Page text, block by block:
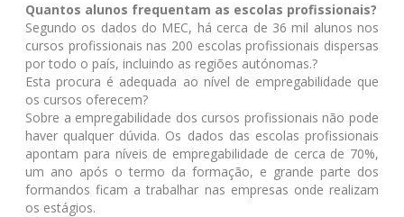
Quantos alunos frequentam as escolas profissionais?
Segundo os dados do MEC, há cerca de 36 mil alunos nos
cursos profissionais nas 200 escolas profissionais dispersas
por todo o país, incluindo as regiões autónomas.?
Esta procura é adequada ao nível de empregabilidade que
os cursos oferecem?
Sobre a empregabilidade dos cursos profissionais não pode
haver qualquer dúvida. Os dados das escolas profissionais
apontam para níveis de empregabilidade de cerca de 70%,
um ano após o termo da formação, e grande parte dos
formandos ficam a trabalhar nas empresas onde realizam
os estágios.